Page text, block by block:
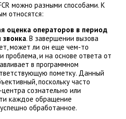
можно разными способами. К
относятся:
оценка операторов в период
звонка. В завершении вызова
может ли он еще чем-то
проблема, и на основе ответа от
в программном
пометку. Данный
поскольку часто
сознательно или
каждое обращение
обработанное.